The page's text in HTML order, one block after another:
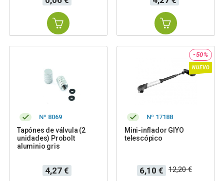
Nº 8069
Tapónes de válvula (2
unidades) Probolt
aluminio gris
Precio
4,27 €
-50%
NUEVO
Nº 17188
Mini-inflador GIYO
telescópico
Precio
6,10 €
Precio
base
12,20 €